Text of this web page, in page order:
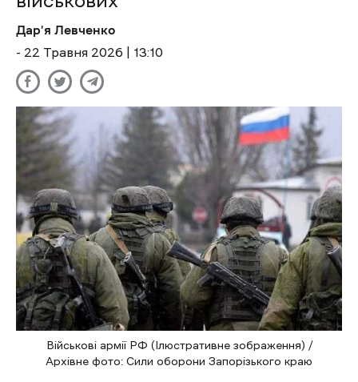
Дар'я Левченко
- 22 Травня 2026 | 13:10
Військові армії РФ (Ілюстративне зображення) /
Архівне фото: Сили оборони Запорізького краю